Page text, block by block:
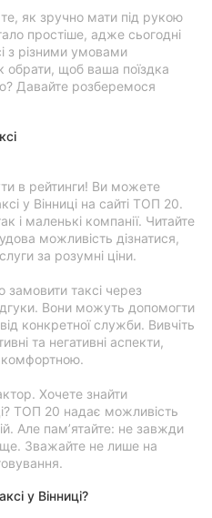
як зручно мати під рукою
простіше, адже сьогодні
з різними умовами
обрати, щоб ваша поїздка
Давайте розберемося
в рейтинги! Ви можете
у Вінниці на сайті ТОП 20.
і маленькі компанії. Читайте
можливість дізнатися,
за розумні ціни.
таксі через
Вони можуть допомогти
конкретної служби. Вивчіть
та негативні аспекти,
Хочете знайти
ТОП 20 надає можливість
Але пам’ятайте: не завжди
Зважайте не лише на
у Вінниці?